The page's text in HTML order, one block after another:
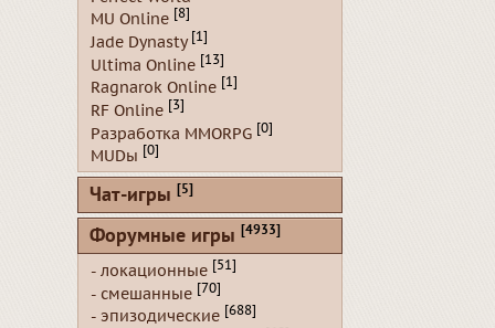
MU Online [8]
Jade Dynasty [1]
Ultima Online [13]
Ragnarok Online [1]
RF Online [3]
Разработка MMORPG [0]
MUDы [0]
Чат-игры [5]
Форумные игры [4933]
- локационные [51]
- смешанные [70]
- эпизодические [688]